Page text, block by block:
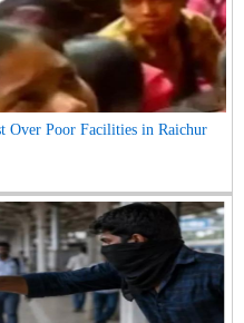
Over Poor Facilities in Raichur